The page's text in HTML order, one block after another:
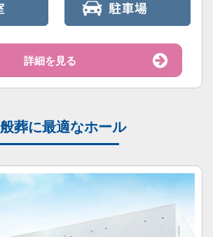
詳細を見る
葬に最適なホール